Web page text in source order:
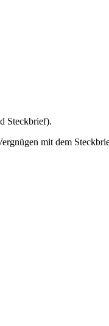
Steckbrief).
mit dem